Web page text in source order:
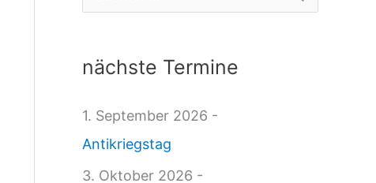
s
r
u
hnächste Termine
1. September 2026 -
Antikriegstag
3. Oktober 2026 -